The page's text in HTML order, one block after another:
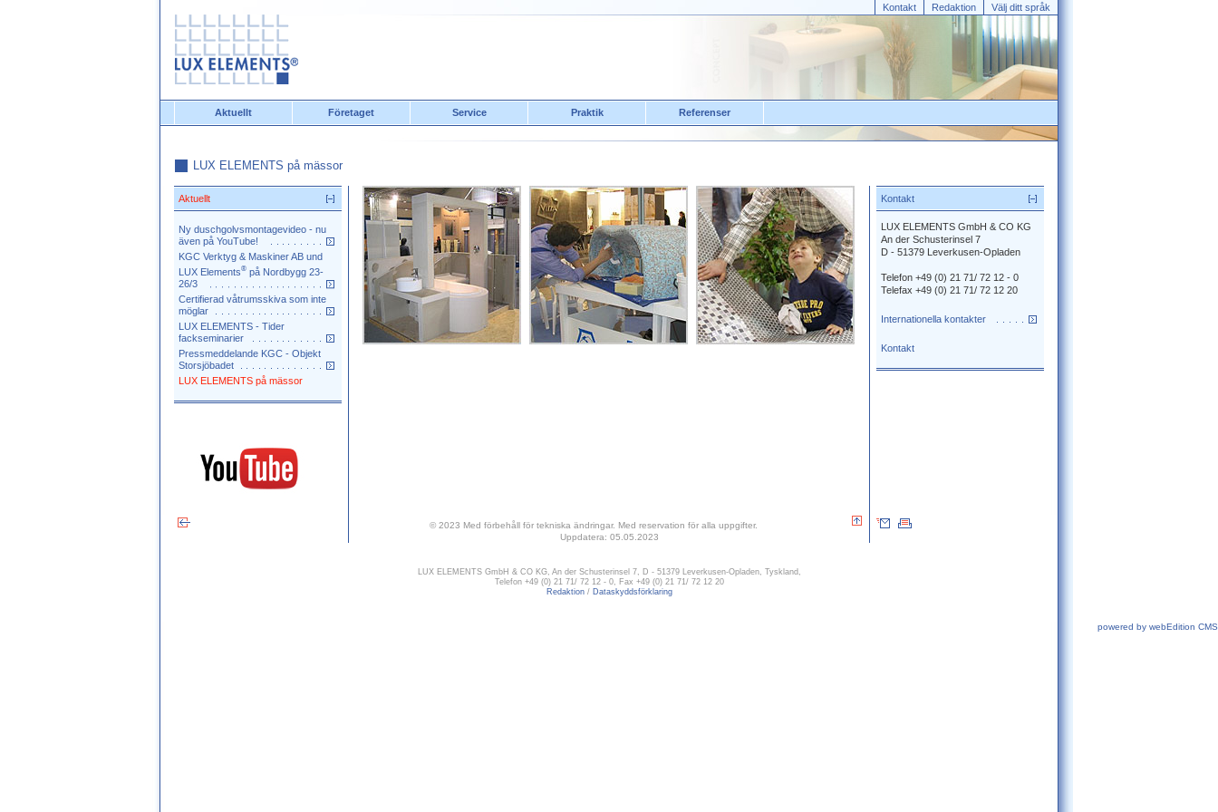
Kontakt Redaktion Välj ditt språk
Välj ditt språk
Aktuellt Företaget Service Praktik Referenser
LUX ELEMENTS på mässor
Aktuellt
Ny duschgolvsmontagevideo - nu
även på YouTube!
KGC Verktyg & Maskiner AB und
LUX Elements® på Nordbygg 23-
26/3
Certifierad våtrumsskiva som inte
möglar
LUX ELEMENTS - Tider
fackseminarier
Pressmeddelande KGC - Objekt
Storsjöbadet
LUX ELEMENTS på mässor
Kontakt
LUX ELEMENTS GmbH & CO KG
An der Schusterinsel 7
D - 51379 Leverkusen-Opladen
Telefon +49 (0) 21 71/ 72 12 - 0
Telefax +49 (0) 21 71/ 72 12 20
Internationella kontakter
Kontakt
© 2023 Med förbehåll för tekniska ändringar. Med reservation för alla uppgifter.
Uppdatera: 05.05.2023
LUX ELEMENTS GmbH & CO KG, An der Schusterinsel 7, D - 51379 Leverkusen-Opladen, Tyskland,
Telefon +49 (0) 21 71/ 72 12 - 0, Fax +49 (0) 21 71/ 72 12 20
Redaktion/ Dataskyddsförklaring
powered by webEdition CMS